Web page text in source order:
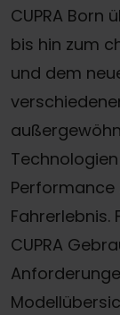
CUPRA Born
bis hin zum
und dem
Performance
Fahrerlebnis.
CUPRA